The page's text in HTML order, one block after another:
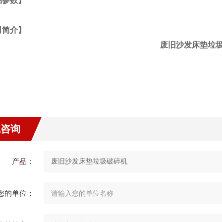
简介】
废旧沙发床垫垃
询
产品：
的单位：